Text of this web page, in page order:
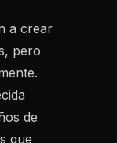
a crear
pero
de
que